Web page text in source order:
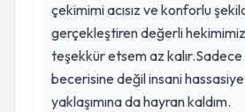
çekimimi acısız ve konforlu
gerçekleştiren değerli
teşekkür etsem az
becerisine değil insani
yaklaşımına da hayran kaldım.